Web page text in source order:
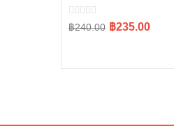
฿240.00
Original ฿235.00
Current